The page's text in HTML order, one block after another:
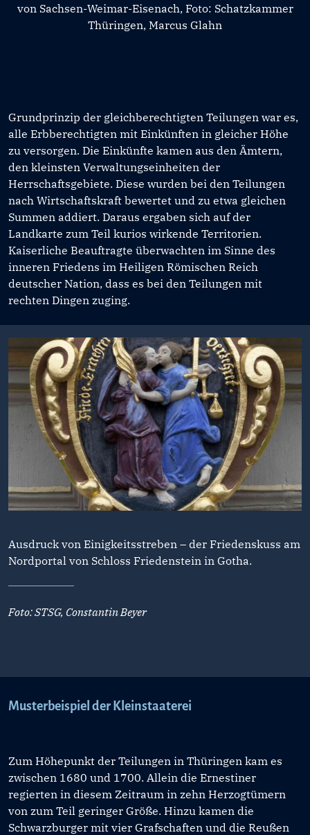
von Sachsen-Weimar-Eisenach, Foto: Schatzkammer
Thüringen, Marcus Glahn
Grundprinzip der gleichberechtigten Teilungen war es,
alle Erbberechtigten mit Einkünften in gleicher Höhe
zu versorgen. Die Einkünfte kamen aus den Ämtern,
den kleinsten Verwaltungseinheiten der
Herrschaftsgebiete. Diese wurden bei den Teilungen
nach Wirtschaftskraft bewertet und zu etwa gleichen
Summen addiert. Daraus ergaben sich auf der
Landkarte zum Teil kurios wirkende Territorien.
Kaiserliche Beauftragte überwachten im Sinne des
inneren Friedens im Heiligen Römischen Reich
deutscher Nation, dass es bei den Teilungen mit
rechten Dingen zuging.
Ausdruck von Einigkeitsstreben – der Friedenskuss am
Nordportal von Schloss Friedenstein in Gotha.
Foto: STSG, Constantin Beyer
Musterbeispiel der Kleinstaaterei
Zum Höhepunkt der Teilungen in Thüringen kam es
zwischen 1680 und 1700. Allein die Ernestiner
regierten in diesem Zeitraum in zehn Herzogtümern
von zum Teil geringer Größe. Hinzu kamen die
Schwarzburger mit vier Grafschaften und die Reußen